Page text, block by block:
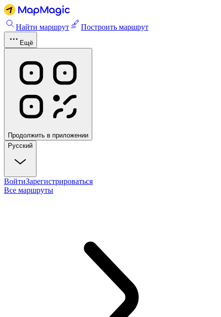
Найти маршрут Построить маршрут
Ещё
Продолжить в приложении
Русский
ВойтиЗарегистрироваться
Все маршруты